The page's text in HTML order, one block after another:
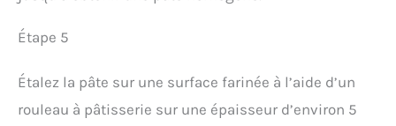
Étape 5
Étalez la pâte sur une surface farinée à l’aide d’un
rouleau à pâtisserie sur une épaisseur d’environ 5